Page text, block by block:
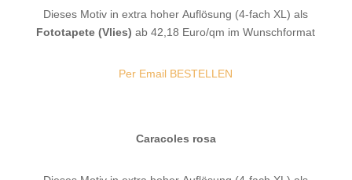
Dieses Motiv in extra hoher Auflösung (4-fach XL) als
Fototapete (Vlies)ab 42,18 Euro/qm im Wunschformat
Per Email BESTELLEN
Caracoles rosa